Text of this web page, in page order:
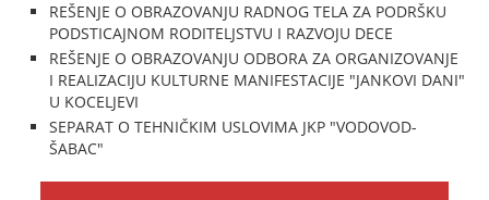
REŠENJE O OBRAZOVANJU RADNOG TELA ZA PODRŠKU
PODSTICAJNOM RODITELJSTVU I RAZVOJU DECE
REŠENJE O OBRAZOVANJU ODBORA ZA ORGANIZOVANJE
I REALIZACIJU KULTURNE MANIFESTACIJE "JANKOVI DANI"
U KOCELJEVI
SEPARAT O TEHNIČKIM USLOVIMA JKP "VODOVOD-
ŠABAC"